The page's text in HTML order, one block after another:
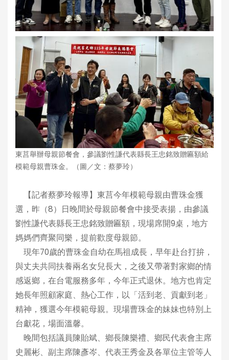
東莒舉辦母親節餐會，參議劉性謙代表縣長王忠銘致贈匾額給
模範母親曹珠金。（圖／文：蔡夢玲）
【記者蔡夢玲報導】東莒今年模範母親由曹珠金獲
選，昨（8）日晚間於母親節餐會中接受表揚，由參議
劉性謙代表縣長王忠銘致贈匾額，現場席開9桌，地方
媽媽們齊聚同樂，提前歡度母親節。
現年70歲的曹珠金自幼在馬祖成長，早年赴台打拚，
與丈夫共同扶養兩名女兒長大，之後又帶著對家鄉的情
感返鄉，在台電服務多年，今年正式退休。地方也肯定
她長年照顧家庭、熱心工作，以「活到老、貢獻到老」
精神，獲選今年模範母親。現場曹珠金的妹妹也特別上
台獻花，場面溫馨。
晚間包括議員陳貽斌、鄉長陳樂禮、鄉民代表會主席
史麗彬、副主席陳彥岑、代表王秀金及各單位主管等人